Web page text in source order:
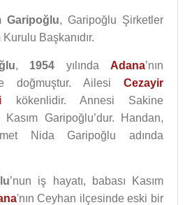
Garipoğlu, Garipoğlu Şirketler
Başkanıdır.
, 1954 yılında Adana’nın
doğmuştur. Ailesi Cezayir
kökenlidir. Annesi Sakine
Garipoğlu’dur. Handan,
Nida Garipoğlu adında
’nun iş hayatı, babası Kasım
'nın Ceyhan ilçesinde eski bir